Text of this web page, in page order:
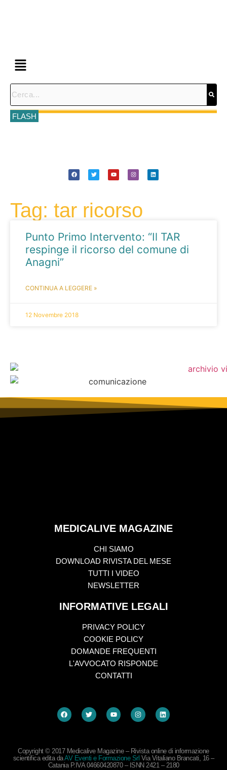
FLASH
Tag: tar ricorso
Punto Primo Intervento: “Il TAR
respinge il ricorso del comune di
Anagni”
CONTINUA A LEGGERE »
12 Novembre 2018
MEDICALIVE MAGAZINE
CHI SIAMO
DOWNLOAD RIVISTA DEL MESE
TUTTI I VIDEO
NEWSLETTER
INFORMATIVE LEGALI
PRIVACY POLICY
COOKIE POLICY
DOMANDE FREQUENTI
L'AVVOCATO RISPONDE
CONTATTI
Copyright © 2017 Medicalive Magazine – Rivista online di informazione
scientifica edita daAV Eventi e Formazione Srl Via Vitaliano Brancati, 16 –
Catania P.IVA 04660420870 – ISNN 2421 – 2180